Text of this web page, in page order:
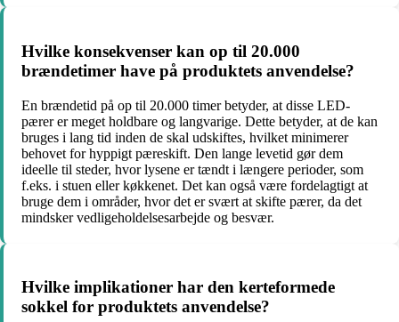
Hvilke konsekvenser kan op til 20.000
brændetimer have på produktets anvendelse?
En brændetid på op til 20.000 timer betyder, at disse LED-
pærer er meget holdbare og langvarige. Dette betyder, at de kan
bruges i lang tid inden de skal udskiftes, hvilket minimerer
behovet for hyppigt pæreskift. Den lange levetid gør dem
ideelle til steder, hvor lysene er tændt i længere perioder, som
f.eks. i stuen eller køkkenet. Det kan også være fordelagtigt at
bruge dem i områder, hvor det er svært at skifte pærer, da det
mindsker vedligeholdelsesarbejde og besvær.
Hvilke implikationer har den kerteformede
sokkel for produktets anvendelse?